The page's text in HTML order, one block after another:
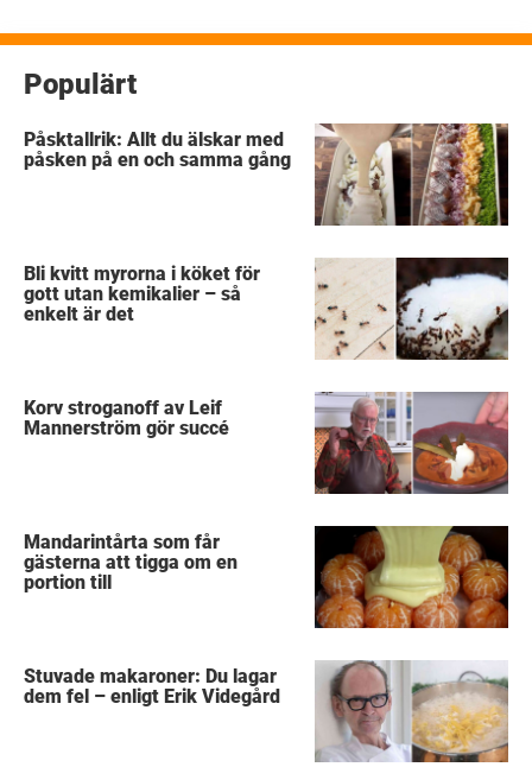
Populärt
Påsktallrik: Allt du älskar med
påsken på en och samma gång
Bli kvitt myrorna i köket för
gott utan kemikalier – så
enkelt är det
Korv stroganoff av Leif
Mannerström gör succé
Mandarintårta som får
gästerna att tigga om en
portion till
Stuvade makaroner: Du lagar
dem fel – enligt Erik Videgård